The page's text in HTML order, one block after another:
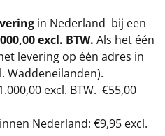
in Nederland bij een
excl. BTW. Als het één
levering op één adres in
Waddeneilanden).
excl. BTW. €55,00
Nederland: €9,95 excl.